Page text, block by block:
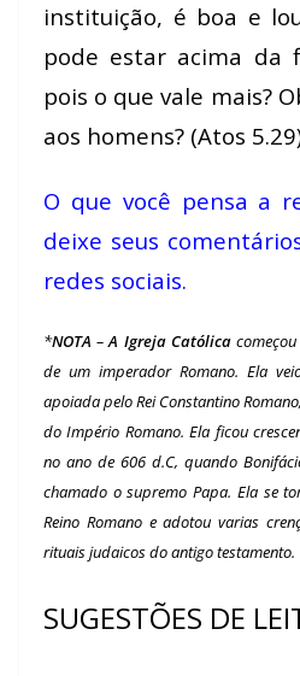
instituição, é boa e
pode estar acima da
pois o que vale mais?
aos homens? (Atos
O que você pensa a
deixe seus
redes sociais.
*NOTA–A Igreja Católicacomeçou
de um imperador Romano. Ela
apoiada pelo Rei Constantino
do Império Romano. Ela ficou
no ano de 606 d.C, quando
chamado o supremo Papa. Ela se
Reino Romano e adotou varias
rituais judaicos do antigo testamento.
SUGESTÕES DE